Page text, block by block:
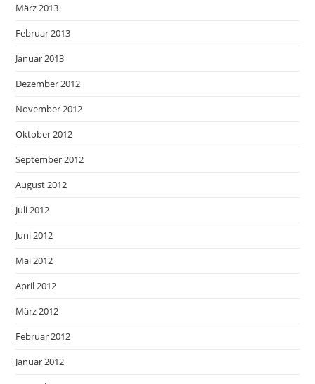
März 2013
Februar 2013
Januar 2013
Dezember 2012
November 2012
Oktober 2012
September 2012
August 2012
Juli 2012
Juni 2012
Mai 2012
April 2012
März 2012
Februar 2012
Januar 2012